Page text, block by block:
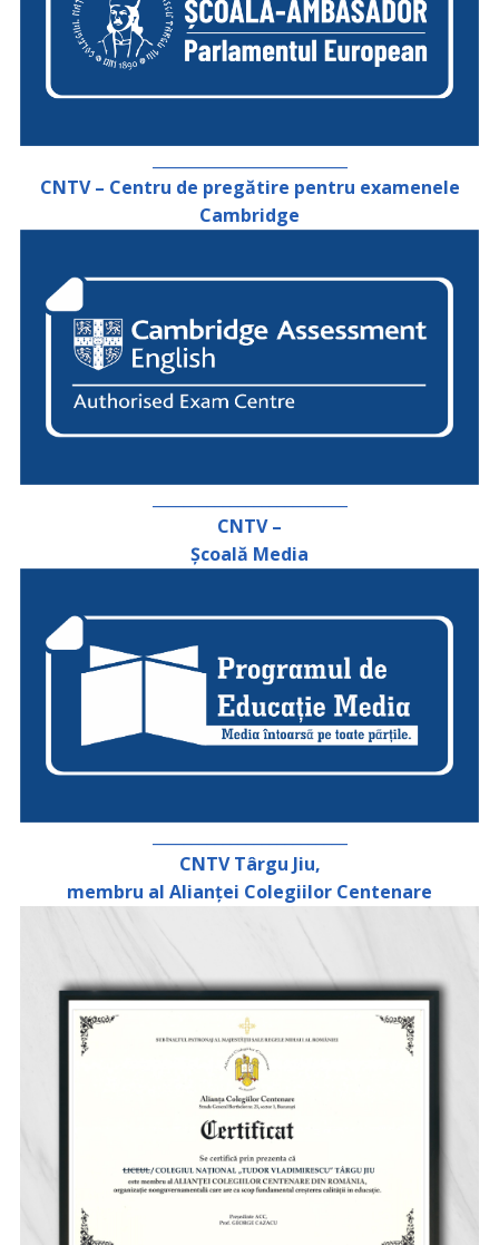
CNTV – Centru de pregătire pentru examenele
Cambridge
CNTV –
Școală Media
CNTV Târgu Jiu,
membru al Alianței Colegiilor Centenare